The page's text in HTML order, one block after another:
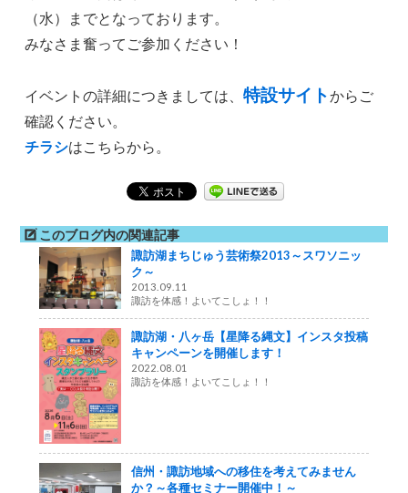
（水）までとなっております。
みなさま奮ってご参加ください！
イベントの詳細につきましては、特設サイトからご
確認ください。
チラシはこちらから。
このブログ内の関連記事
諏訪湖まちじゅう芸術祭2013～スワソニッ
ク～
2013.09.11
諏訪を体感！よいてこしょ！！
諏訪湖・八ヶ岳【星降る縄文】インスタ投稿
キャンペーンを開催します！
2022.08.01
諏訪を体感！よいてこしょ！！
信州・諏訪地域への移住を考えてみません
か？～各種セミナー開催中！～